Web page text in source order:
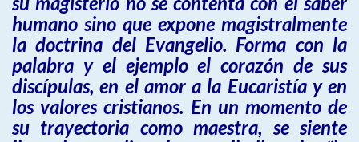
humano sino que expone magistralmente
la doctrina del Evangelio. Forma con la
palabra y el ejemplo el corazón de sus
discípulas, en el amor a la Eucaristía y en
los valores cristianos. En un momento de
su trayectoria como maestra, se siente